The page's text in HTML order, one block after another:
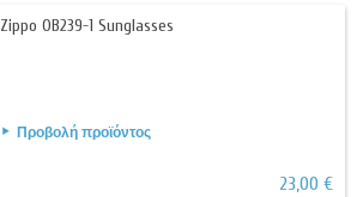
Zippo OB239-1 Sunglasses
Προβολή προϊόντος
23,00 €